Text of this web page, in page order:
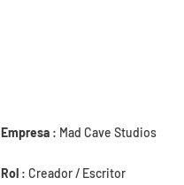
Empresa : Mad Cave Studios
Rol : Creador / Escritor